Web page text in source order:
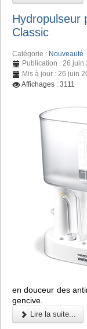
Hydropulseur
Classic
Catégorie : Nouveauté
Publication : 26 juin
Mis à jour : 26 juin
Affichages : 3111
en douceur des
gencive.
Lire la suite...